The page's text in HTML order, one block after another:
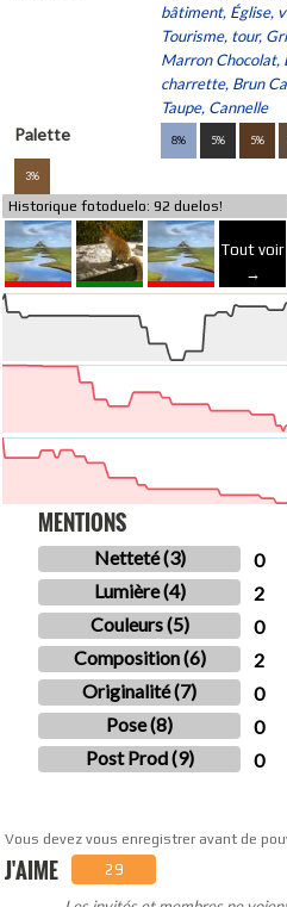
bâtiment, Église,
Tourisme, tour,
Marron Chocolat,
charrette, Brun
Taupe, Cannelle
Palette 8% 5% 5%
3%
Historique fotoduelo: 92 duelos!
Tout voir
→
MENTIONS
Netteté (3)
0
Lumière (4)
2
Couleurs (5)
0
Composition (6)
2
Originalité (7)
0
Pose (8)
0
Post Prod (9)
0
Vous devez vous enregistrer avant de
J'AIME 29